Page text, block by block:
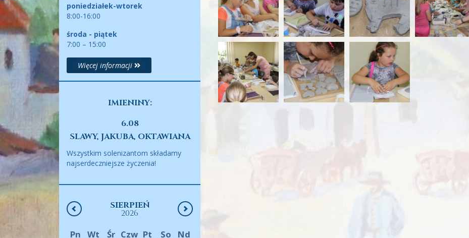
poniedziałek-wtorek
8:00-16:00
środa - piątek
7:00 – 15:00
Więcej informacji
IMIENINY:
6.08
SLAWY, JAKUBA, OKTAWIANA
Wszystkim solenizantom składamy
najserdeczniejsze życzenia!
SIERPIEŃ
2026
Pn Wt Śr Czw Pt So Nd